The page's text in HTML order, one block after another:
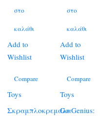
στο
καλάθι
Add to
Wishlist
Compare
Toys
Σκραμπλοκρεμάλα
στο
καλάθι
Add to
Wishlist
Compare
Toys
Go Genius: